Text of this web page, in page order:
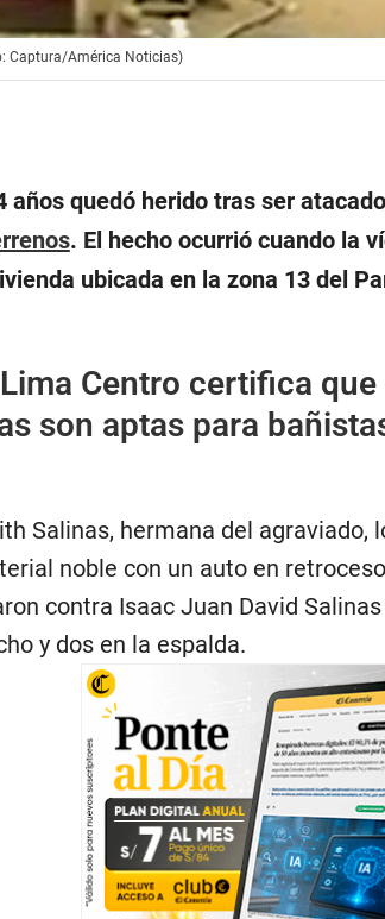
Captura/América Noticias)
años quedó herido tras ser
. El hecho ocurrió cuando la
ubicada en la zona 13 del
Centro certifica que
son aptas para
Salinas, hermana del
noble con un auto en
contra Isaac Juan David
y dos en la espalda.